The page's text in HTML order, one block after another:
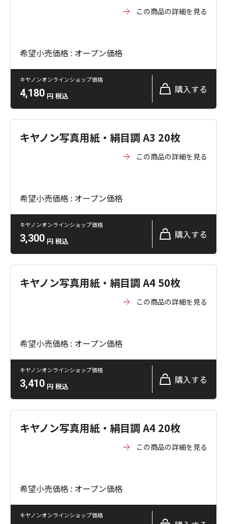
この商品の詳細を見る
希望小売価格 : オープン価格
キヤノンオンラインショップ価格
4,180 円 税込
購入する
キヤノン写真用紙・絹目調 A3 20枚
この商品の詳細を見る
希望小売価格 : オープン価格
キヤノンオンラインショップ価格
3,300 円 税込
購入する
キヤノン写真用紙・絹目調 A4 50枚
この商品の詳細を見る
希望小売価格 : オープン価格
キヤノンオンラインショップ価格
3,410 円 税込
購入する
キヤノン写真用紙・絹目調 A4 20枚
この商品の詳細を見る
希望小売価格 : オープン価格
キヤノンオンラインショップ価格